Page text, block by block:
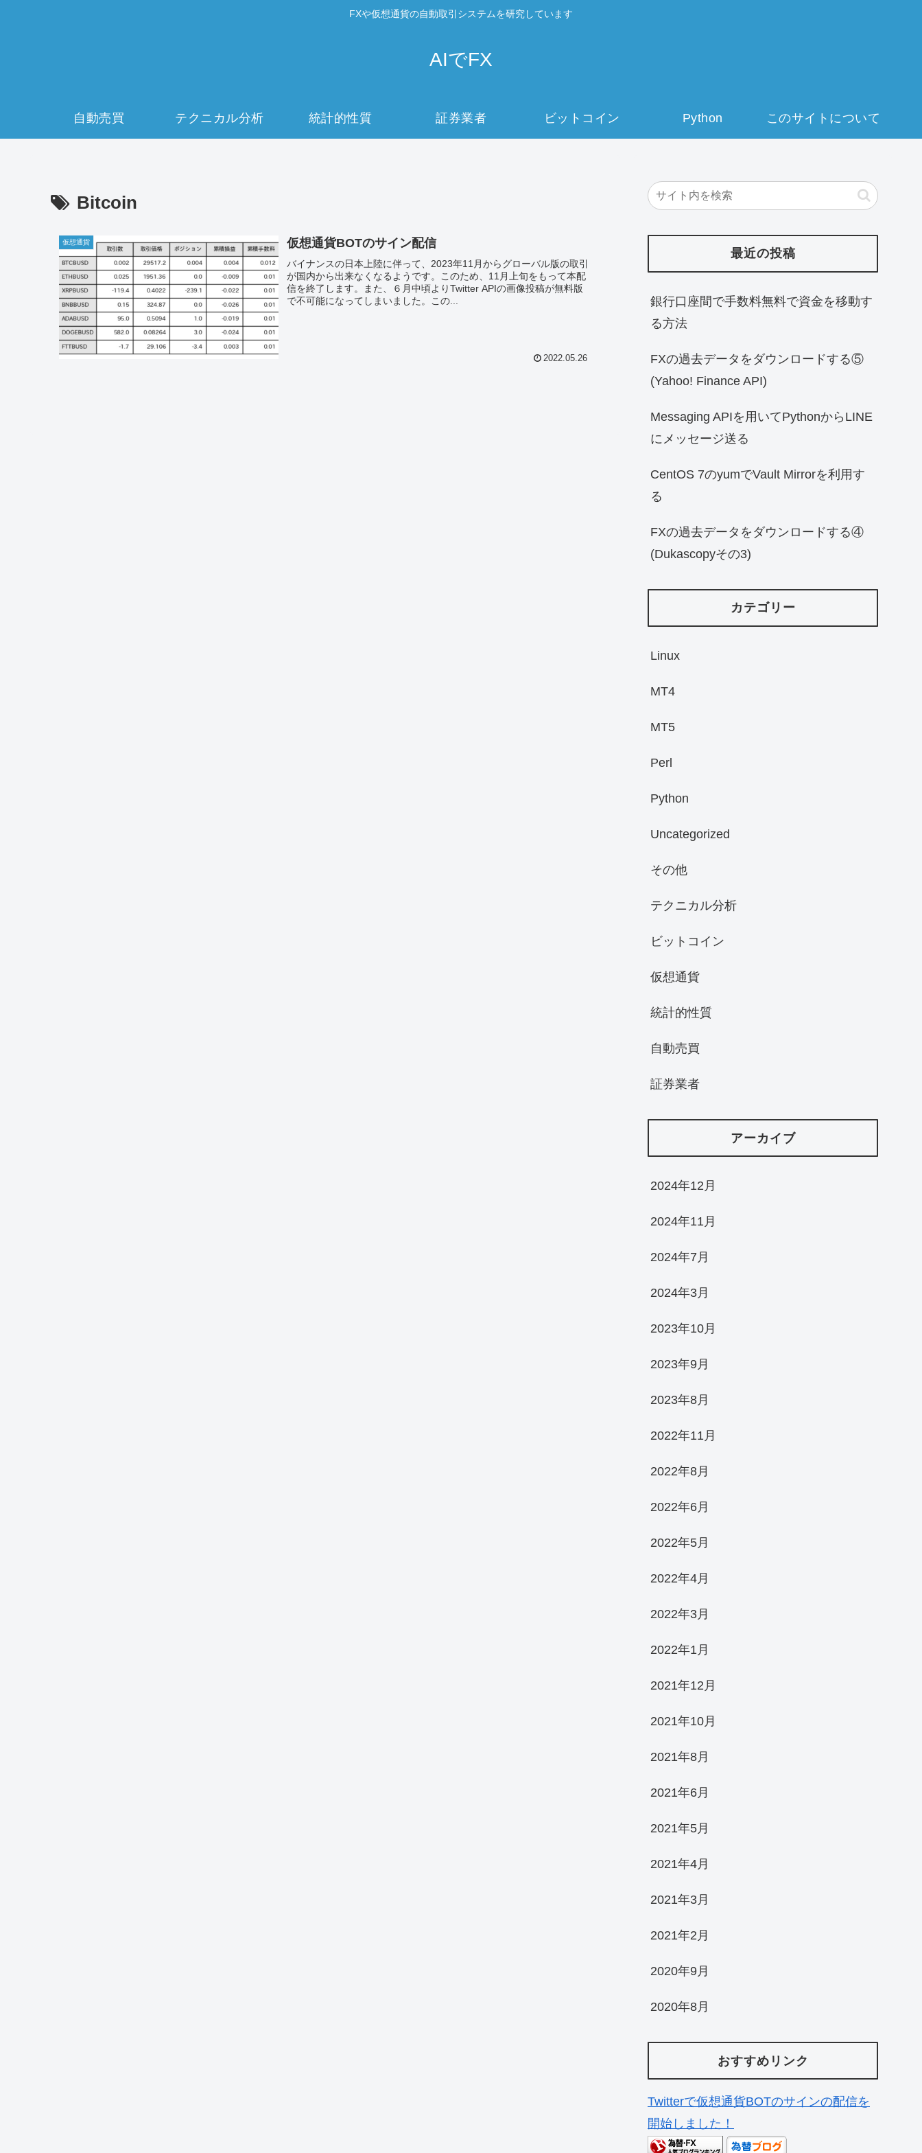
FXや仮想通貨の自動取引システムを研究しています
AIでFX
自動売買 テクニカル分析 統計的性質 証券業者 ビットコイン Python このサイトについて
Bitcoin
仮想通貨 仮想通貨BOTのサイン配信
バイナンスの日本上陸に伴って、2023年11月からグローバル版の取引
が国内から出来なくなるようです。このため、11月上旬をもって本配
信を終了します。また、６月中頃よりTwitter APIの画像投稿が無料版
で不可能になってしまいました。この...
2022.05.26
最近の投稿
銀行口座間で手数料無料で資金を移動す
る方法
FXの過去データをダウンロードする⑤
(Yahoo! Finance API)
Messaging APIを用いてPythonからLINE
にメッセージ送る
CentOS 7のyumでVault Mirrorを利用す
る
FXの過去データをダウンロードする④
(Dukascopyその3)
カテゴリー
Linux
MT4
MT5
Perl
Python
Uncategorized
その他
テクニカル分析
ビットコイン
仮想通貨
統計的性質
自動売買
証券業者
アーカイブ
2024年12月
2024年11月
2024年7月
2024年3月
2023年10月
2023年9月
2023年8月
2022年11月
2022年8月
2022年6月
2022年5月
2022年4月
2022年3月
2022年1月
2021年12月
2021年10月
2021年8月
2021年6月
2021年5月
2021年4月
2021年3月
2021年2月
2020年9月
2020年8月
おすすめリンク
Twitterで仮想通貨BOTのサインの配信を
開始しました！